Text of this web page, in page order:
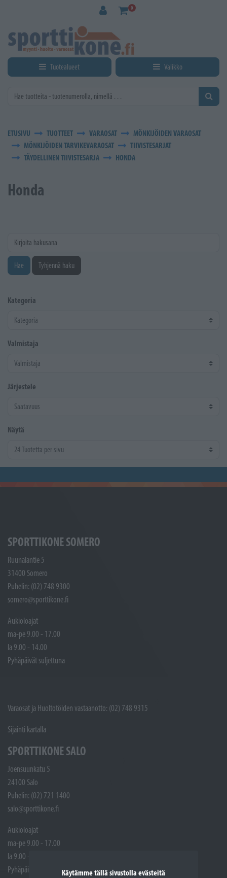
Käytämme tällä sivustolla evästeitä
0
Tuotealueet Valikko
ETUSIVU TUOTTEET VARAOSAT
MÖNKIJÖIDEN VARAOSAT
MÖNKIJÖIDEN TARVIKEVARAOSAT
TIIVISTESARJAT
TÄYDELLINEN TIIVISTESARJA
HONDA
Honda
Kirjoita hakusana
Hae Tyhjennä haku
Kategoria
Valmistaja
Järjestele
Näytä
SPORTTIKONE SOMERO
Ruunalantie 5
31400 Somero
Puhelin: (02) 748 9300
somero@sporttikone.fi
Aukioloajat
ma-pe 9.00 - 17.00
la 9.00 - 14.00
Pyhäpäivät suljettuna
Varaosat ja Huoltotöiden vastaanotto: (02) 748 9315
Sijainti kartalla
SPORTTIKONE SALO
Joensuunkatu 5
24100 Salo
Puhelin: (02) 721 1400
salo@sporttikone.fi
Aukioloajat
ma-pe 9.00 - 17.00
la 9.00 - 14.00
Pyhäpäivät suljettuna